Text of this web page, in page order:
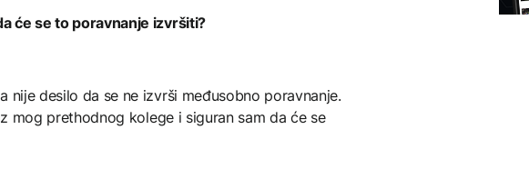
će se to poravnanje izvršiti?
nije desilo da se ne izvrši međusobno poravnanje.
mog prethodnog kolege i siguran sam da će se